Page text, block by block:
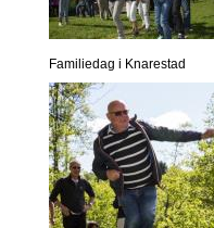
Familiedag i Knarestad